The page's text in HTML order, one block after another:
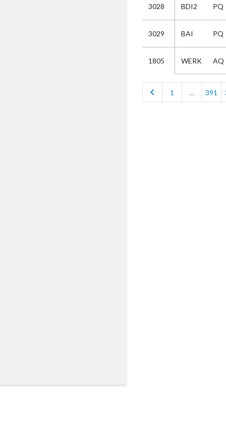
3028 BDI2 PQ
3029 BAI PQ
1805 WERK AQ
chevron_left 1 … 391